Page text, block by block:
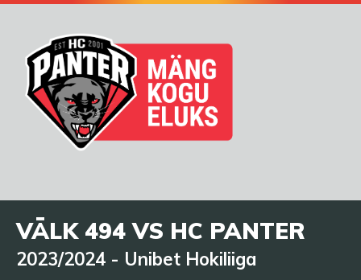
VÄLK 494 VS HC PANTER
2023/2024 - Unibet Hokiliiga